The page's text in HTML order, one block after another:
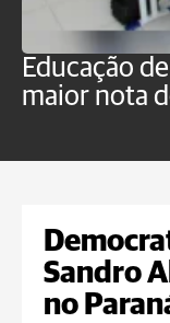
Educação
maior nota
Sandro
no